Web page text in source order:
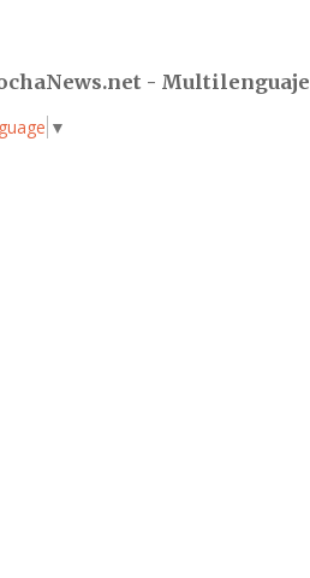
- Multilenguaje
▼